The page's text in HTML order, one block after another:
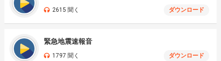
2615 聞く ダウンロード
緊急地震速報音
1797 聞く ダウンロード